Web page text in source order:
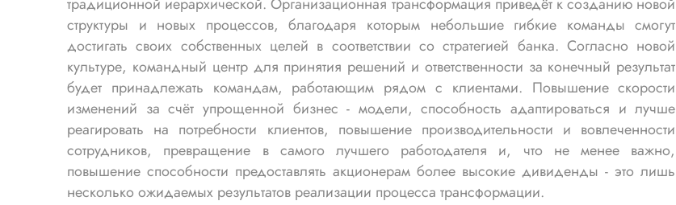
традиционной иерархической. Организационная трансформация приведёт к созданию новой
структуры и новых процессов, благодаря которым небольшие гибкие команды смогут
достигать своих собственных целей в соответствии со стратегией банка. Согласно новой
культуре, командный центр для принятия решений и ответственности за конечный результат
будет принадлежать командам, работающим рядом с клиентами. Повышение скорости
изменений за счёт упрощенной бизнес - модели, способность адаптироваться и лучше
реагировать на потребности клиентов, повышение производительности и вовлеченности
сотрудников, превращение в самого лучшего работодателя и, что не менее важно,
повышение способности предоставлять акционерам более высокие дивиденды - это лишь
несколько ожидаемых результатов реализации процесса трансформации.